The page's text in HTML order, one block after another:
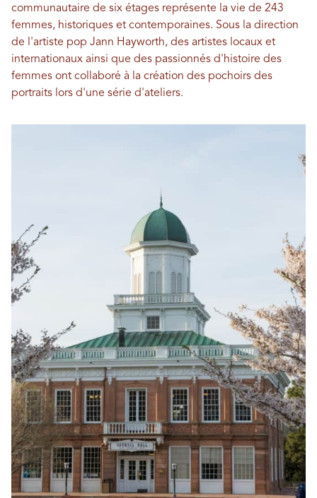
communautaire de six étages représente la vie de 243
femmes, historiques et contemporaines. Sous la direction
de l'artiste pop Jann Hayworth, des artistes locaux et
internationaux ainsi que des passionnés d'histoire des
femmes ont collaboré à la création des pochoirs des
portraits lors d'une série d'ateliers.